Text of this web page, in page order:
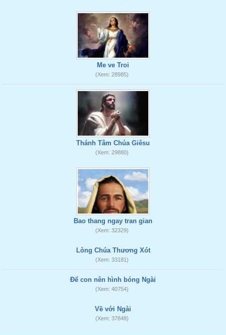
Me ve Troi
(Xem: 28985)
Thánh Tâm Chúa Giêsu
(Xem: 29880)
Bao thang ngay tran gian
(Xem: 32329)
Lòng Chúa Thương Xót
(Xem: 33181)
Để con nên hình bóng Ngài
(Xem: 40754)
Về với Ngài
(Xem: 37848)